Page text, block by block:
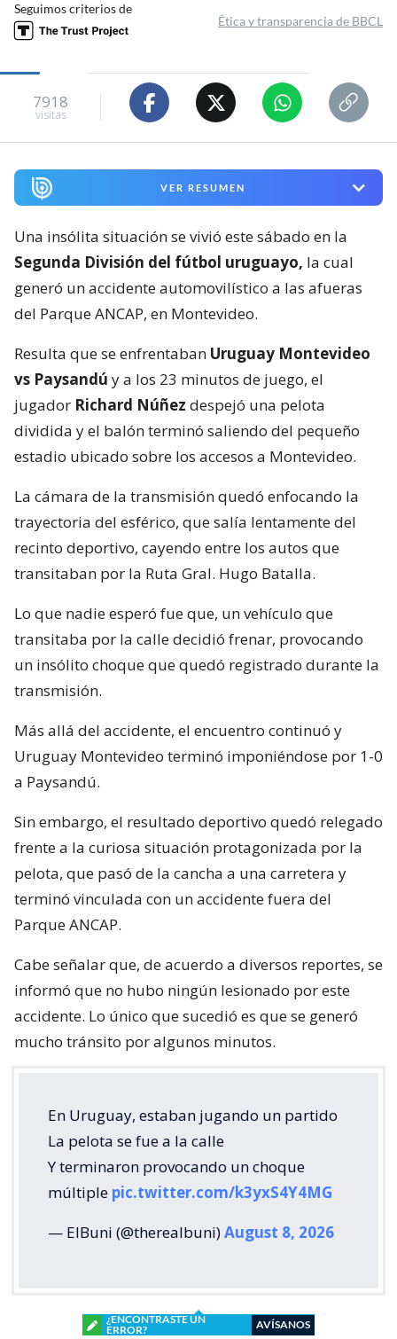
Seguimos criterios de
Ética y transparencia de BBCL
7918
visitas
VER RESUMEN
Una insólita situación se vivió este sábado en la
Segunda División del fútbol uruguayo, la cual
generó un accidente automovilístico a las afueras
del Parque ANCAP, en Montevideo.
Resulta que se enfrentaban Uruguay Montevideo
vs Paysandú y a los 23 minutos de juego, el
jugador Richard Núñez despejó una pelota
dividida y el balón terminó saliendo del pequeño
estadio ubicado sobre los accesos a Montevideo.
La cámara de la transmisión quedó enfocando la
trayectoria del esférico, que salía lentamente del
recinto deportivo, cayendo entre los autos que
transitaban por la Ruta Gral. Hugo Batalla.
Lo que nadie esperó fue que, un vehículo que
transitaba por la calle decidió frenar, provocando
un insólito choque que quedó registrado durante la
transmisión.
Más allá del accidente, el encuentro continuó y
Uruguay Montevideo terminó imponiéndose por 1-0
a Paysandú.
Sin embargo, el resultado deportivo quedó relegado
frente a la curiosa situación protagonizada por la
pelota, que pasó de la cancha a una carretera y
terminó vinculada con un accidente fuera del
Parque ANCAP.
Cabe señalar que, de acuerdo a diversos reportes, se
informó que no hubo ningún lesionado por este
accidente. Lo único que sucedió es que se generó
mucho tránsito por algunos minutos.
En Uruguay, estaban jugando un partido
La pelota se fue a la calle
Y terminaron provocando un choque
múltiple pic.twitter.com/k3yxS4Y4MG
— ElBuni (@therealbuni)August 8, 2026
¿ENCONTRASTE UN
ERROR?
AVÍSANOS